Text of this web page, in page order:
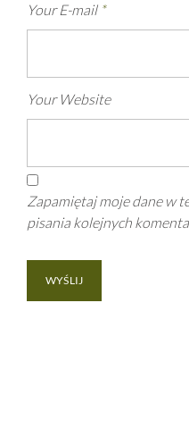
Your E-mail *
Your Website
Zapamiętaj moje dane w
pisania kolejnych